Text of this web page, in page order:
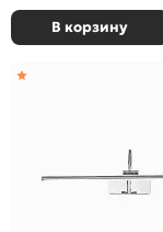
В корзину